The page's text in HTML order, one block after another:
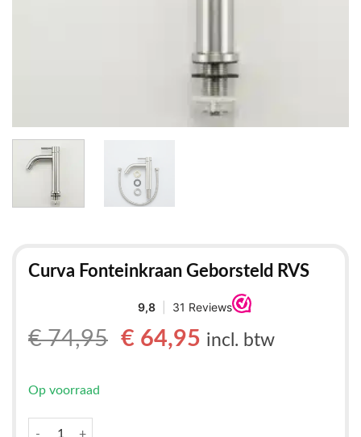
Curva Fonteinkraan Geborsteld RVS
€74,95 Oorspronkelijke
€ 64,95Huidige
incl. btw
Op voorraad
Curva Fonteinkraan Geborsteld RVS aantal